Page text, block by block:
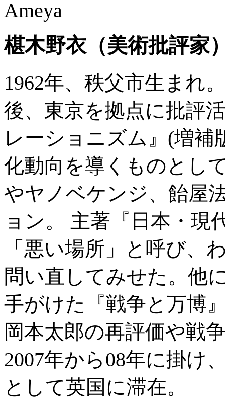
椹木野衣 （美術批評家
1962年、秩父市生まれ
後、東京を拠点に批評
レーショニズム』(増補
化動向を導くものとし
やヤノベケンジ、飴屋
ョン。 主著『日本・現
「悪い場所」と呼び、
問い直してみせた。他
手がけた『戦争と万博
岡本太郎の再評価や戦
2007年から08年に掛け
として英国に滞在。